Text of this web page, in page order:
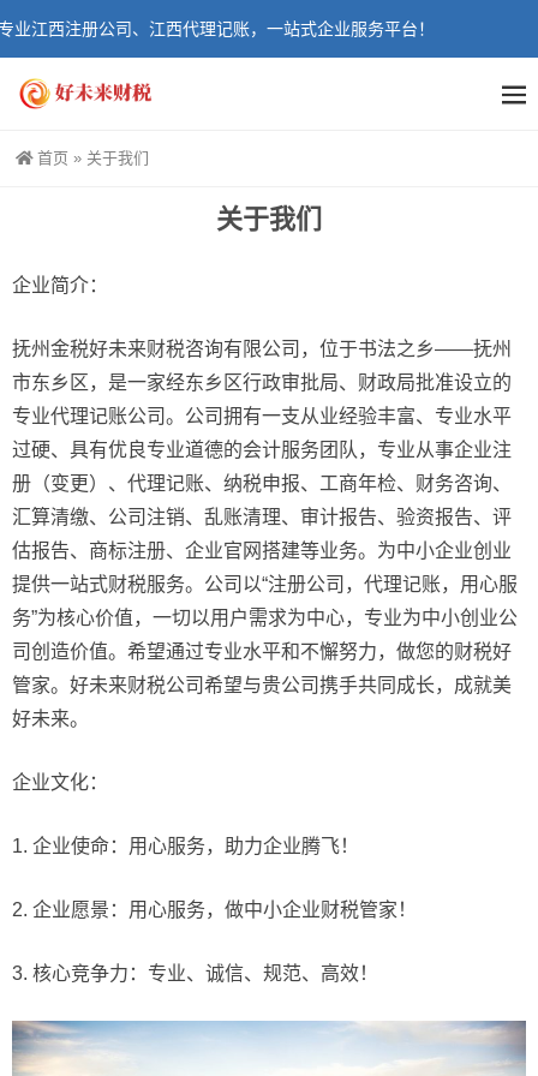
江西注册公司、江西代理记账，一站式企业服务平台！
首页 » 关于我们
关于我们
企业简介：
抚州金税好未来财税咨询有限公司，位于书法之乡——抚州
市东乡区，是一家经东乡区行政审批局、财政局批准设立的
专业代理记账公司。公司拥有一支从业经验丰富、专业水平
过硬、具有优良专业道德的会计服务团队，专业从事企业注
册（变更）、代理记账、纳税申报、工商年检、财务咨询、
汇算清缴、公司注销、乱账清理、审计报告、验资报告、评
估报告、商标注册、企业官网搭建等业务。为中小企业创业
提供一站式财税服务。公司以“注册公司，代理记账，用心服
务”为核心价值，一切以用户需求为中心，专业为中小创业公
司创造价值。希望通过专业水平和不懈努力，做您的财税好
管家。好未来财税公司希望与贵公司携手共同成长，成就美
好未来。
企业文化：
1. 企业使命：用心服务，助力企业腾飞！
2. 企业愿景：用心服务，做中小企业财税管家！
3. 核心竞争力：专业、诚信、规范、高效！